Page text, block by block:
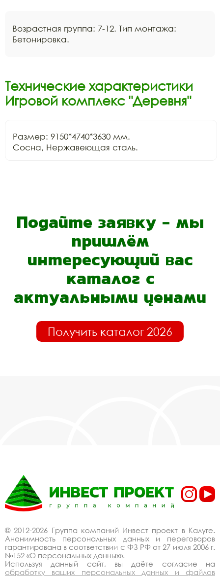
Возрастная группа: 7-12. Тип монтажа:
Бетонировка.
Технические характеристики
Игровой комплекс "Деревня"
Размер: 9150*4740*3630 мм.
Подайте заявку - мы
пришлём
интересующий вас
каталог с
актуальными ценами
Получить каталог 2026
© 2012-2026 Группа компаний Инвест проект в Калуге.
Анонимность персональных данных и переговоров
гарантирована в соответствии с ФЗ РФ от 27 июля 2006 г.
№152 «О персональных данных».
Используя данный сайт, вы даёте согласие на
обработку ваших персональных данных и файлов